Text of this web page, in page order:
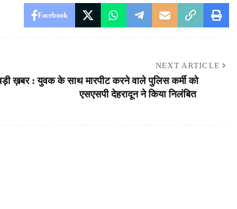
Facebook
NEXT ARTICLE
ख़बर : युवक के साथ मारपीट करने वाले पुलिस कर्मी को
एसएसपी देहरादून ने किया निलंबित